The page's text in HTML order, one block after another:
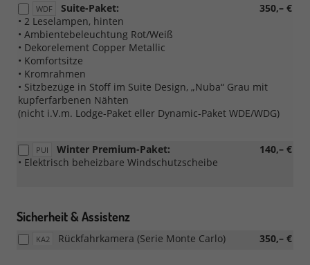
WDF 350,– €
Suite-Paket:
• 2 Leselampen, hinten
• Ambientebeleuchtung Rot/Weiß
• Dekorelement Copper Metallic
• Komfortsitze
• Kromrahmen
• Sitzbezüge in Stoff im Suite Design, „Nuba“ Grau mit
kupferfarbenen Nähten
(nicht i.V.m. Lodge-Paket eller Dynamic-Paket WDE/WDG)
PUI 140,– €
Winter Premium-Paket:
• Elektrisch beheizbare Windschutzscheibe
Sicherheit & Assistenz
KA2 350,– €
Rückfahrkamera (Serie Monte Carlo)